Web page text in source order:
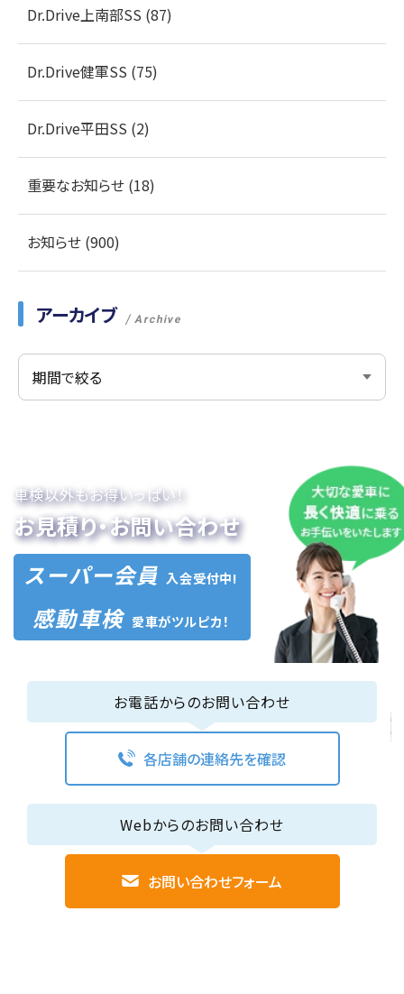
Dr.Drive上南部SS (87)
Dr.Drive健軍SS (75)
Dr.Drive平田SS (2)
重要なお知らせ (18)
お知らせ (900)
アーカイブ Archive
車検以外もお得いっぱい！
お見積り・お問い合わせ
スーパー会員 入会受付中!
感動車検 愛車がツルピカ！
お電話からのお問い合わせ
各店舗の連絡先を確認
Webからのお問い合わせ
お問い合わせフォーム